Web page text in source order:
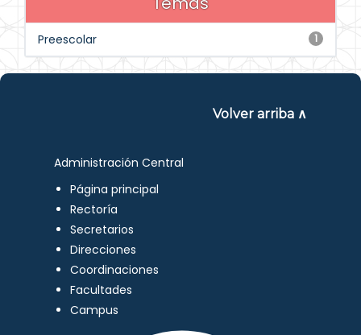
1
Preescolar
Volver arriba ∧
Administración Central
Página principal
Rectoría
Secretarios
Direcciones
Coordinaciones
Facultades
Campus